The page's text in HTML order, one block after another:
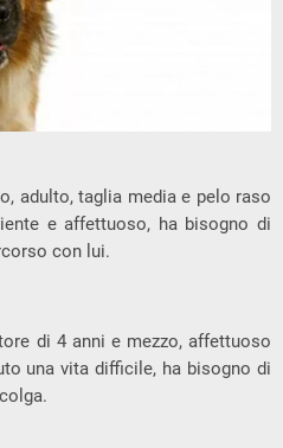
adulto, taglia media e pelo raso
e affettuoso, ha bisogno di
con lui.
di 4 anni e mezzo, affettuoso
una vita difficile, ha bisogno di